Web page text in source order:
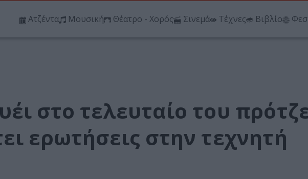
Ατζέντα Μουσική Θέατρο - Χορός Σινεμά Τέχνες Βιβλίο
στο τελευταίο του
ερωτήσεις στην τεχνητή